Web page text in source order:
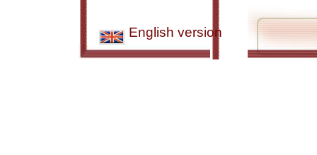
English version